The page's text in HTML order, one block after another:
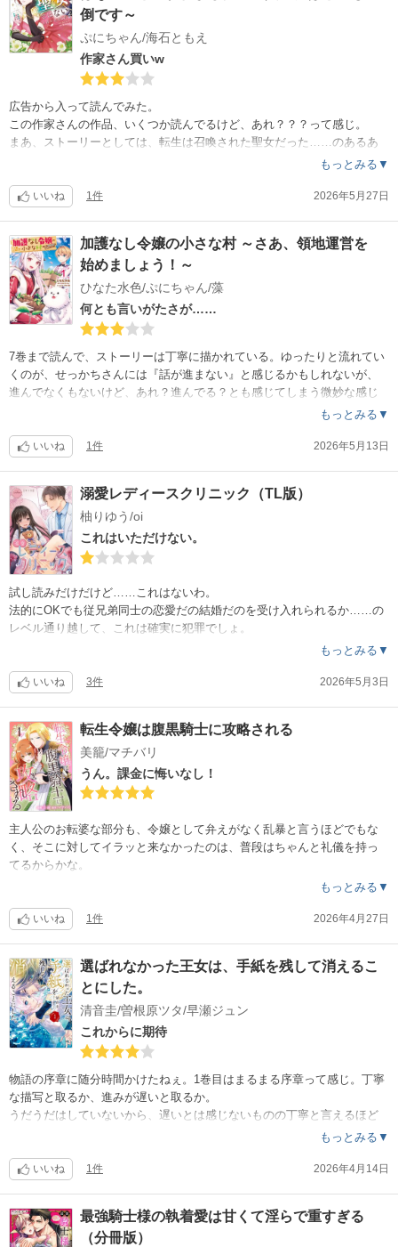
倒です～
ぷにちゃん/海石ともえ
作家さん買いw
広告から入って読んでみた。
この作家さんの作品、いくつか読んでるけど、あれ？？？って感じ。
まあ、ストーリーとしては、転生は召喚された聖女だった……のあるあ
はないのが残念。
も理解しろ！』『召喚しておいて髪が短いだの年増だのふざけるな！』
『側室になれ？！聖女として王族に入って欲しかったら、お前がお願い
する立場でしょうが！』くらいまくし立ててほしかったな。そして、最
後に王に直訴したなら、アホな第2王子の処分まで約束しなきゃ！
2巻まで読んで、ストーリーはゆるゆる。設定も浅いなぁ。召喚された女
性が大人の女性なら、大人ならではの目線を持ってるとかの目新しさが
あれば良かった。……ないから、その辺のあるある聖女転生と同じ。個
性がない。
スルスルと出会った騎士と結婚してしまうから、読んでいて焦ったさも
差を描いたなら、その差を良くも悪くも使わなきゃ。
浮かんでしまった。
何も考えずにさらーっと読むには、深くなく、伏線とかもないからいい
と思う。深く読みたい人には物足りない。あ、あと、ドロドロとした性
悪なヤツが出てくる物語が好きな人にも勧められないな。
もっとみる▼
いいね 1件 2026年5月27日
加護なし令嬢の小さな村 ～さあ、領地運営を
始めましょう！～
ひなた水色/ぷにちゃん/藻
何とも言いがたさが……
7巻まで読んで、ストーリーは丁寧に描かれている。ゆったりと流れてい
くのが、せっかちさんには『話が進まない』と感じるかもしれないが、
進んでなくもないけど、あれ？進んでる？とも感じてしまう微妙な感じ
故なのか。これについては7巻になっても説明がない。主人公でもないキ
新巻出るのに1年近くかかるし、8巻を読んで、この後も買い続けるか検
討かな。
……そして8巻。
うーーーーーーん。
進まないねぇ。進めないようにしてるの？
この手の、ゲームの世界に転生した系、どうして『ゲームの世界じゃな
い！現実を生きてるの！』ってならないのか、ものすごい疑問。いつま
『あんたの行動は自分の意思じゃなくて、誰かに選択されて、指示され
て動いてるの？』と。……と考えると、そこに疑問を持たずにみーんな
右にならえのように描く作家さんたちに個性を感じない。
てくる。
ご都合主義にも飽き飽き。
もっとみる▼
いいね 1件 2026年5月13日
溺愛レディースクリニック（TL版）
柚りゆう/oi
これはいただけない。
試し読みだけだけど……これはないわ。
法的にOKでも従兄弟同士の恋愛だの結婚だのを受け入れられるか……の
レベル通り越して、これは確実に犯罪でしょ。
家でちちくりあう(www)のは勝手だけど、病院でそれをやったらアウト。
とはいえこんな事あるかも……なんて思われたら、余計に怖くて行けな
もっとみる▼
いいね 3件 2026年5月3日
転生令嬢は腹黒騎士に攻略される
美籠/マチバリ
うん。課金に悔いなし！
主人公のお転婆な部分も、令嬢として弁えがなく乱暴と言うほどでもな
く、そこに対してイラッと来なかったのは、普段はちゃんと礼儀を持っ
てるからかな。
ストーリー的にも性悪な令嬢が出てきてグダグダと嫌がられするような
のファミリーになったのね〜ももう少し見ていても楽しかったかも。
完結したら読み返すほどでもない物も多いけど、コレはきっと読み返す
だろうなぁ。
テンポもいいし、登場人物たちがかわいい。
もっとみる▼
いいね 1件 2026年4月27日
選ばれなかった王女は、手紙を残して消えるこ
とにした。
清音圭/曽根原ツタ/早瀬ジュン
これからに期待
物語の序章に随分時間かけたねぇ。1巻目はまるまる序章って感じ。丁寧
な描写と取るか、進みが遅いと取るか。
うだうだはしていないから、遅いとは感じないものの丁寧と言えるほど
員クズ！婚約者には婚約破棄されて、しかも姉妹に略奪される。挙句の
ーン。
王配の昔の恋人が平民って、そんなちゃっちい設定はいらなかったな。
もっとみる▼
いいね 1件 2026年4月14日
最強騎士様の執着愛は甘くて淫らで重すぎる
（分冊版）